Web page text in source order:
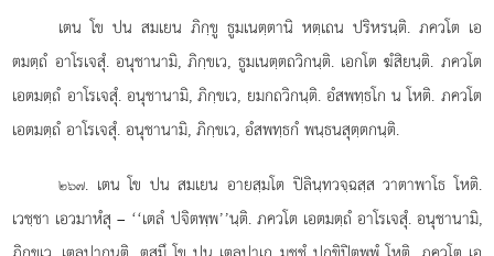
เตน โข ปน สมเยน ภิกฺขู ธูมเนตฺตานิ หตฺเถน ปริหรนฺติ. ภควโต เอ
ตมตฺถํ อาโรเจสุํ. อนุชานามิ, ภิกฺขเว, ธูมเนตฺตถวิกนฺติ. เอกโต ฆํสิยนฺติ. ภควโต
เอตมตฺถํ อาโรเจสุํ. อนุชานามิ, ภิกฺขเว, ยมกถวิกนฺติ. อํสพทฺธโก น โหติ. ภควโต
เอตมตฺถํ อาโรเจสุํ. อนุชานามิ, ภิกฺขเว, อํสพทฺธกํ พนฺธนสุตฺตกนฺติ.
๒๖๗. เตนโข ปน สมเยน อายสฺมโต ปิลินฺทวจฺฉสฺส วาตาพาโธโหติ.
เวชฺชา เอวมาหํสุ – ‘‘เตลํ ปจิตพฺพ’’นฺติ. ภควโต เอตมตฺถํ อาโรเจสุํ. อนุชานามิ,